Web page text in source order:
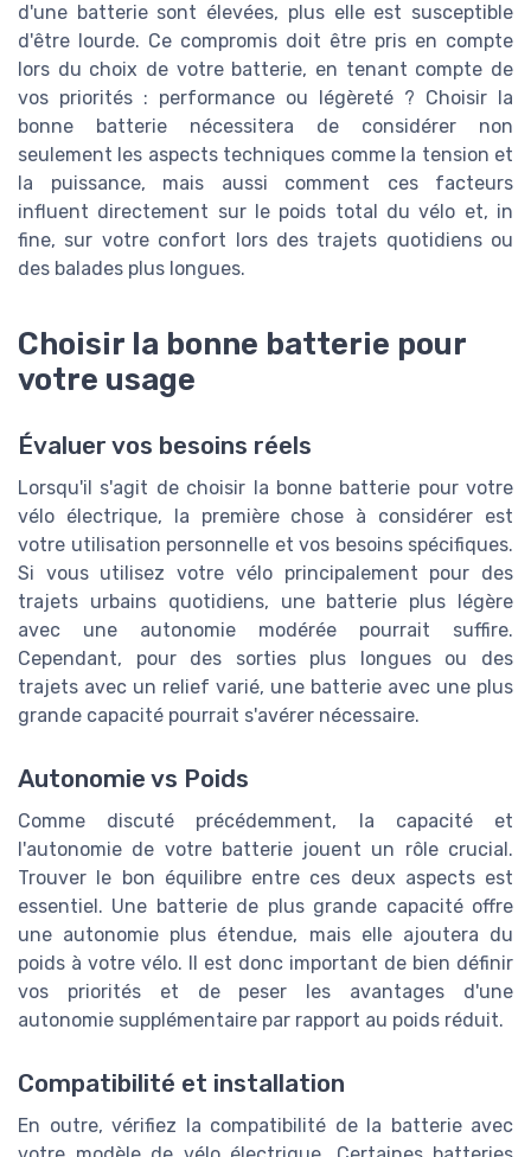
d'une batterie sont élevées, plus elle est susceptible
d'être lourde. Ce compromis doit être pris en compte
lors du choix de votre batterie, en tenant compte de
vos priorités : performance ou légèreté ? Choisir la
bonne batterie nécessitera de considérer non
seulement les aspects techniques comme la tension et
la puissance, mais aussi comment ces facteurs
influent directement sur le poids total du vélo et, in
fine, sur votre confort lors des trajets quotidiens ou
des balades plus longues.
Choisir la bonne batterie pour
votre usage
Évaluer vos besoins réels
Lorsqu'il s'agit de choisir la bonne batterie pour votre
vélo électrique, la première chose à considérer est
votre utilisation personnelle et vos besoins spécifiques.
Si vous utilisez votre vélo principalement pour des
trajets urbains quotidiens, une batterie plus légère
avec une autonomie modérée pourrait suffire.
Cependant, pour des sorties plus longues ou des
trajets avec un relief varié, une batterie avec une plus
grande capacité pourrait s'avérer nécessaire.
Autonomie vs Poids
Comme discuté précédemment, la capacité et
l'autonomie de votre batterie jouent un rôle crucial.
Trouver le bon équilibre entre ces deux aspects est
essentiel. Une batterie de plus grande capacité offre
une autonomie plus étendue, mais elle ajoutera du
poids à votre vélo. Il est donc important de bien définir
vos priorités et de peser les avantages d'une
autonomie supplémentaire par rapport au poids réduit.
Compatibilité et installation
En outre, vérifiez la compatibilité de la batterie avec